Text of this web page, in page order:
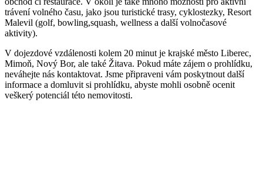
trávení volného času, jako jsou turistické trasy, cyklostezky, Resort
Malevil (golf, bowling,squash, wellness a další volnočasové
aktivity).
V dojezdové vzdálenosti kolem 20 minut je krajské město Liberec,
Mimoň, Nový Bor, ale také Žitava. Pokud máte zájem o prohlídku,
neváhejte nás kontaktovat. Jsme připraveni vám poskytnout další
informace a domluvit si prohlídku, abyste mohli osobně ocenit
veškerý potenciál této nemovitosti.